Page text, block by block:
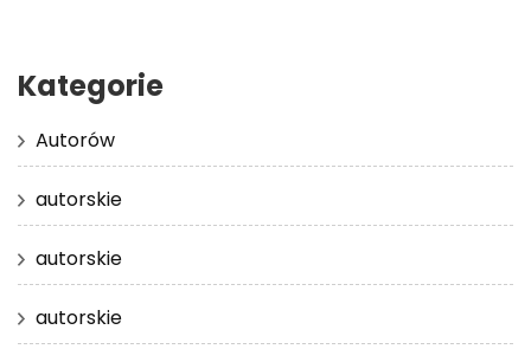
Kategorie
Autorów
autorskie
autorskie
autorskie